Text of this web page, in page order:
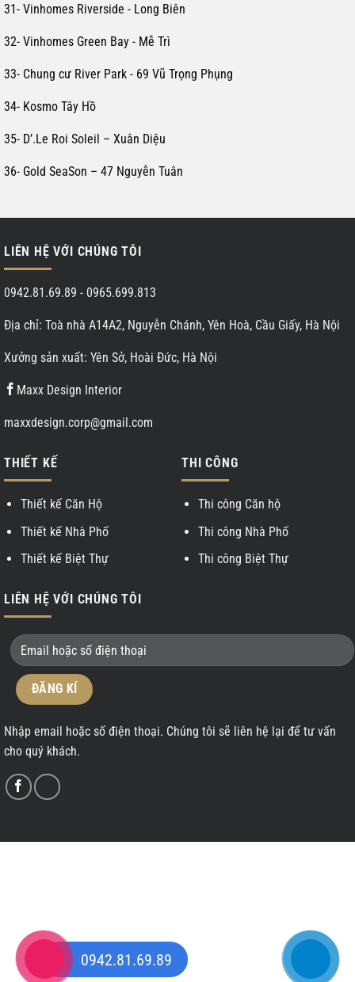
31- Vinhomes Riverside - Long Biên
32- Vinhomes Green Bay - Mễ Trì
33- Chung cư River Park - 69 Vũ Trọng Phụng
34- Kosmo Tây Hồ
35- D’.Le Roi Soleil – Xuân Diệu
36- Gold SeaSon – 47 Nguyễn Tuân
LIÊN HỆ VỚI CHÚNG TÔI
0942.81.69.89 - 0965.699.813
Địa chỉ: Toà nhà A14A2, Nguyễn Chánh, Yên Hoà, Cầu Giấy, Hà Nội
Xưởng sản xuất: Yên Sở, Hoài Đức, Hà Nội
Maxx Design Interior
maxxdesign.corp@gmail.com
THIẾT KẾ
Thiết kế Căn Hộ
Thiết kế Nhà Phố
Thiết kế Biệt Thự
THI CÔNG
Thi công Căn hộ
Thi công Nhà Phố
Thi công Biệt Thự
LIÊN HỆ VỚI CHÚNG TÔI
Nhập email hoặc số điện thoại. Chúng tôi sẽ liên hệ lại để tư vấn
cho quý khách.
0942.81.69.89